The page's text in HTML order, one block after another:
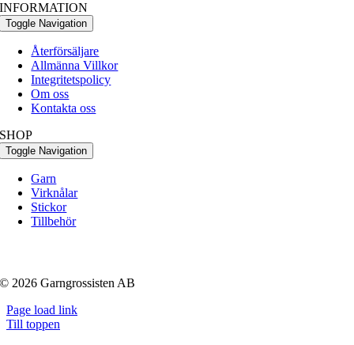
INFORMATION
Toggle Navigation
Återförsäljare
Allmänna Villkor
Integritetspolicy
Om oss
Kontakta oss
SHOP
Toggle Navigation
Garn
Virknålar
Stickor
Tillbehör
© 2026 Garngrossisten AB
Page load link
Till toppen